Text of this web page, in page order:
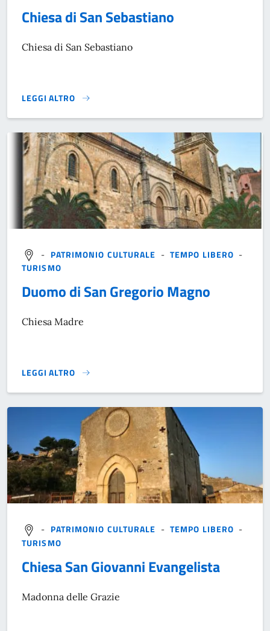
Chiesa di San Sebastiano
Chiesa di San Sebastiano
LEGGI ALTRO
}
- PATRIMONIO CULTURALE -TEMPO LIBERO -
TURISMO
Duomo di San Gregorio Magno
Chiesa Madre
LEGGI ALTRO
}
- PATRIMONIO CULTURALE -TEMPO LIBERO -
TURISMO
Chiesa San Giovanni Evangelista
Madonna delle Grazie